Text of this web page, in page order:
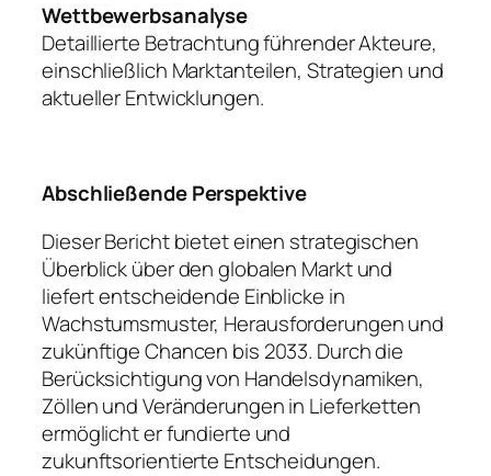
Wettbewerbsanalyse
Detaillierte Betrachtung führender Akteure,
einschließlich Marktanteilen, Strategien und
aktueller Entwicklungen.
Abschließende Perspektive
Dieser Bericht bietet einen strategischen
Überblick über den globalen Markt und
liefert entscheidende Einblicke in
Wachstumsmuster, Herausforderungen und
zukünftige Chancen bis 2033. Durch die
Berücksichtigung von Handelsdynamiken,
Zöllen und Veränderungen in Lieferketten
ermöglicht er fundierte und
zukunftsorientierte Entscheidungen.